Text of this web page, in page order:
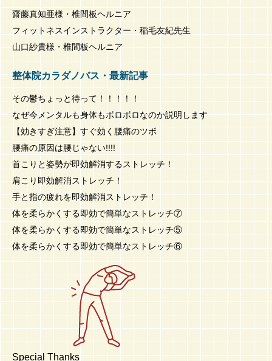
齋藤真知亜様・椎間板ヘルニア
フィットネスインストラクター・稲毛友紀先生
山口紗貴様・椎間板ヘルニア
整体院カラダノバス・最新記事
その鬱ちょっと待って！！！！！
なぜ今メンタルも身体もボロボロなのか説明します
【効きすぎ注意】すぐ効く腰痛のツボ
腰痛の原因は腰じゃない!!!!
首こりと姿勢が即効解消するストレッチ！
肩こり即効解消ストレッチ！
手と指の疲れを即効解消ストレッチ！
体を柔らかくする即効で簡単なストレッチ⑦
体を柔らかくする即効で簡単なストレッチ⑤
体を柔らかくする即効で簡単なストレッチ⑥
Special Thanks